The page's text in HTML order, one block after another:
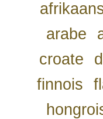
arabe
croate
finnois